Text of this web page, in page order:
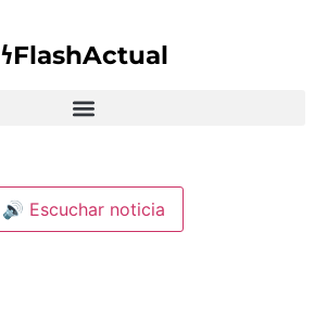
𐓏FlashActual
🔊 Escuchar noticia